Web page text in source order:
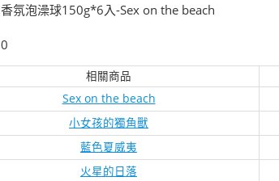
香氛泡澡球150g*6入-Sex on the beach
0
相關商品
Sex on the beach
小女孩的獨角獸
藍色夏威夷
火星的日落